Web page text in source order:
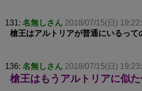
131: 名無しさん 2018/07/15(日)
槍王はアルトリアが普通にいるって
136: 名無しさん 2018/07/15(日)
槍王はもうアルトリアに似